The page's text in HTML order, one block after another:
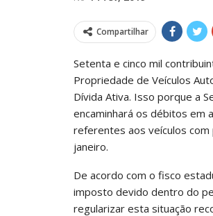
Compartilhar
Setenta e cinco mil
Propriedade de Veículos
Dívida Ativa. Isso porque a
encaminhará os débitos em
referentes aos veículos
janeiro.
De acordo com o fisco
imposto devido dentro do
regularizar esta situação